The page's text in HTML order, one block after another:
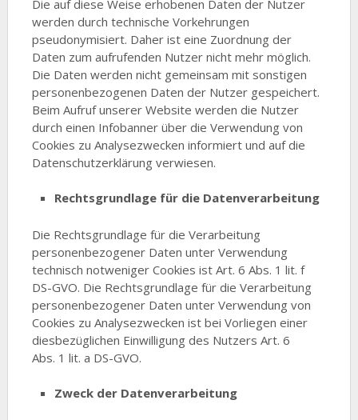
Die auf diese Weise erhobenen Daten der Nutzer
werden durch technische Vorkehrungen
pseudonymisiert. Daher ist eine Zuordnung der
Daten zum aufrufenden Nutzer nicht mehr möglich.
Die Daten werden nicht gemeinsam mit sonstigen
personenbezogenen Daten der Nutzer gespeichert.
Beim Aufruf unserer Website werden die Nutzer
durch einen Infobanner über die Verwendung von
Cookies zu Analysezwecken informiert und auf die
Datenschutzerklärung verwiesen.
Rechtsgrundlage für die Datenverarbeitung
Die Rechtsgrundlage für die Verarbeitung
personenbezogener Daten unter Verwendung
technisch notweniger Cookies ist Art. 6 Abs. 1 lit. f
DS-GVO. Die Rechtsgrundlage für die Verarbeitung
personenbezogener Daten unter Verwendung von
Cookies zu Analysezwecken ist bei Vorliegen einer
diesbezüglichen Einwilligung des Nutzers Art. 6
Abs. 1 lit. a DS-GVO.
Zweck der Datenverarbeitung